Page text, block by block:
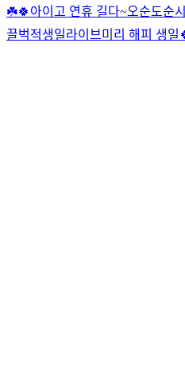
☘️🍀 아이고 연휴 길다~오순도순
끌벅적생일라이브미리 해피 생일